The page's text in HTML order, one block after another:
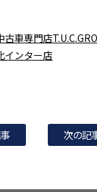
古車専門店
インター店
次の記